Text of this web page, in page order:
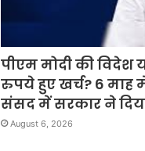
पीएम मोदी की विदेश
रुपये हुए खर्च? 6 माह में
संसद में सरकार ने
August 6, 2026